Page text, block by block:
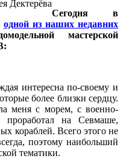
Сегодня в
одной из наших недавних
мастерской
интересна по-своему и
более близки сердцу.
меня с морем, с военно-
на Севмаше,
кораблей. Всего этого не
поэтому наибольший
тематики.